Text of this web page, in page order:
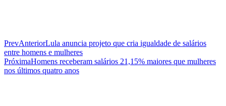
PrevAnteriorLula anuncia projeto que cria igualdade de salários
entre homens e mulheres
PróximaHomens receberam salários 21,15% maiores que mulheres
nos últimos quatro anos